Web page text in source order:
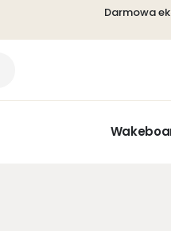
Darmowa